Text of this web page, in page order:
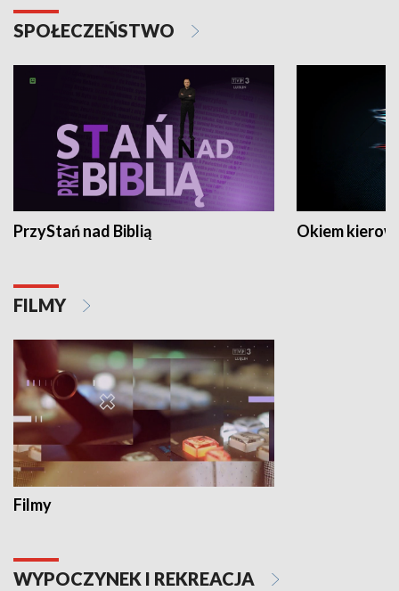
SPOŁECZEŃSTWO
PrzyStań nad Biblią Okiem
FILMY
Filmy
WYPOCZYNEK I REKREACJA